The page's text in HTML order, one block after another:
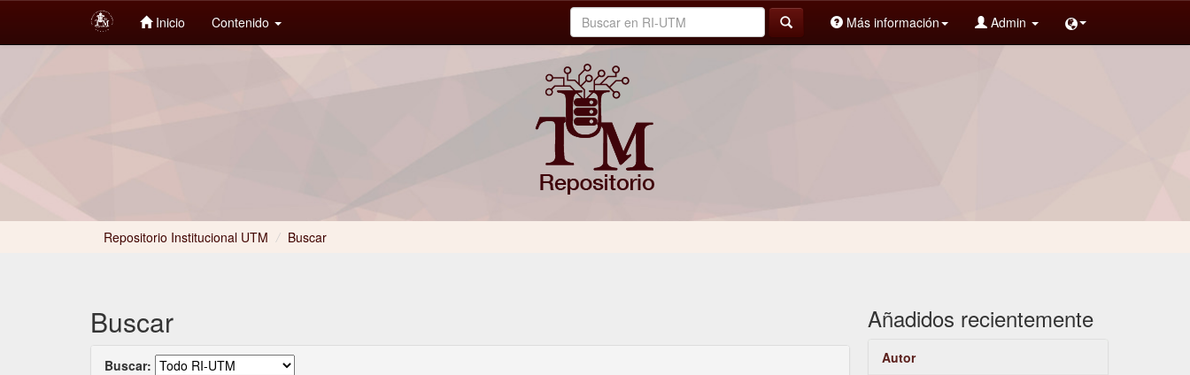
Inicio Contenido Más información Admin
Repositorio Institucional UTM / Buscar
Buscar
Buscar:
Añadidos recientemente
Autor